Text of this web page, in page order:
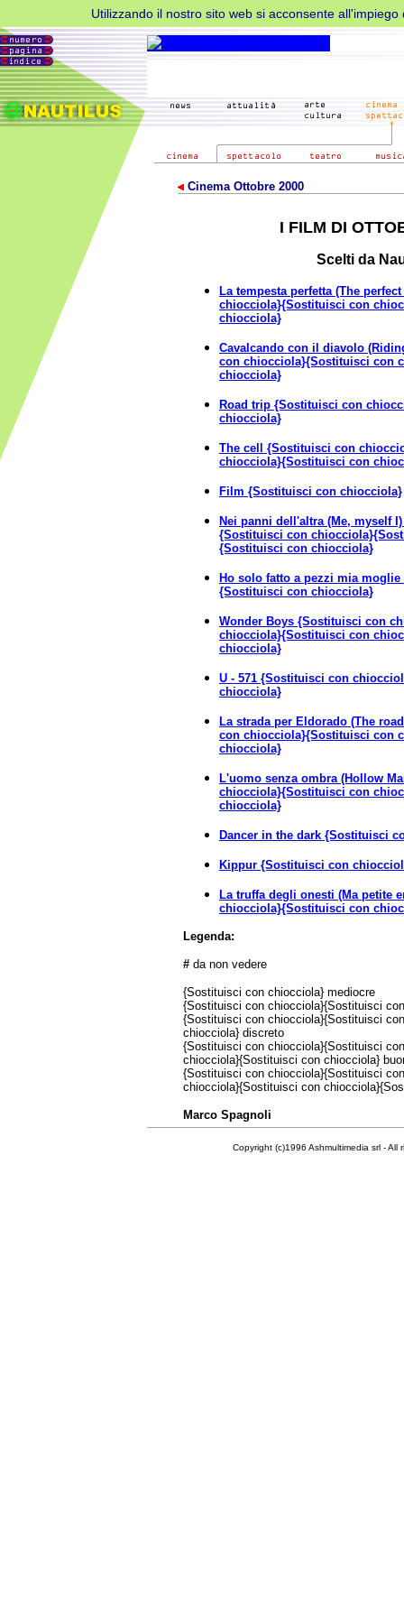
Utilizzando il nostro sito web si acconsente
Cinema Ottobre 2000
I FILM DI
Scelti da
La tempesta perfetta (The
chiocciola}{Sostituisci con
chiocciola}
Cavalcando con il diavolo
con chiocciola}{Sostituisci con
chiocciola}
Road trip {Sostituisci con
chiocciola}
The cell {Sostituisci con
chiocciola}{Sostituisci con
Film {Sostituisci con chiocciola}
Nei panni dell'altra (Me, myself
{Sostituisci con
{Sostituisci con chiocciola}
Ho solo fatto a pezzi mia
{Sostituisci con chiocciola}
Wonder Boys {Sostituisci con
chiocciola}{Sostituisci con
chiocciola}
U - 571 {Sostituisci con
chiocciola}
La strada per Eldorado (The
con chiocciola}{Sostituisci con
chiocciola}
L'uomo senza ombra (Hollow
chiocciola}{Sostituisci con
chiocciola}
Dancer in the dark {Sostituisci
Kippur {Sostituisci con
La truffa degli onesti (Ma petite
chiocciola}{Sostituisci con
Legenda:
# da non vedere
{Sostituisci con chiocciola} mediocre
{Sostituisci con chiocciola}{Sostituisci
{Sostituisci con chiocciola}{Sostituisci
chiocciola} discreto
{Sostituisci con chiocciola}{Sostituisci
chiocciola}{Sostituisci con chiocciola}
{Sostituisci con chiocciola}{Sostituisci
chiocciola}{Sostituisci con
Marco Spagnoli
Copyright (c)1996 Ashmultimedia srl - All